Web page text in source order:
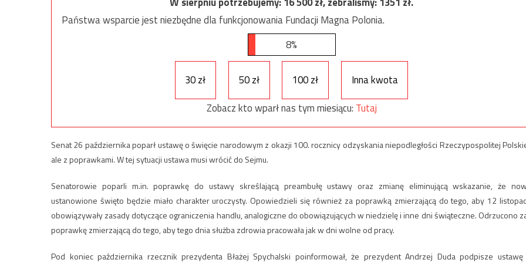
Państwa wsparcie jest niezbędne dla funkcjonowania Fundacji Magna Polonia.
8%
30 zł 50 zł 100 zł
Inna kwota
Zobacz kto wparł nas tym miesiącu: Tutaj
Senat 26 października poparł ustawę o święcie narodowym z okazji 100. rocznicy odzyskania niepodległości Rzeczypospolitej
ale z poprawkami. W tej sytuacji ustawa musi wrócić do Sejmu.
Senatorowie poparli m.in. poprawkę do ustawy skreślającą preambułę ustawy oraz zmianę eliminującą wskazanie, że
ustanowione święto będzie miało charakter uroczysty. Opowiedzieli się również za poprawką zmierzającą do tego, aby 12
obowiązywały zasady dotyczące ograniczenia handlu, analogiczne do obowiązujących w niedzielę i inne dni świąteczne. Odrzucono
poprawkę zmierzającą do tego, aby tego dnia służba zdrowia pracowała jak w dni wolne od pracy.
Pod koniec października rzecznik prezydenta Błażej Spychalski poinformował, że prezydent Andrzej Duda podpisze